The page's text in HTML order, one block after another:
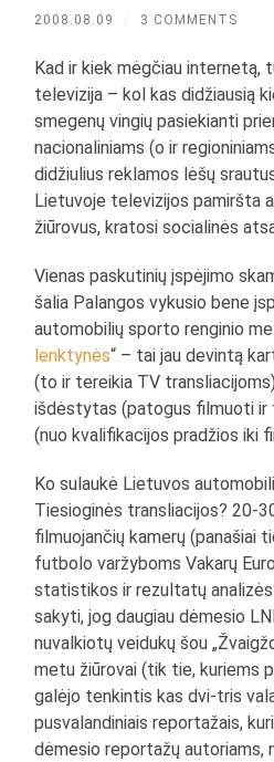
2008.08.09 / 3 COMMENTS
Kad ir kiek mėgčiau internetą,
televizija – kol kas didžiausią
smegenų vingių pasiekianti
nacionaliniams (o ir
didžiulius reklamos lėšų
Lietuvoje televizijos pamiršta
žiūrovus, kratosi socialinės
Vienas paskutinių įspėjimo
šalia Palangos vykusio bene
automobilių sporto renginio
lenktynės“ – tai jau devintą
(to ir tereikia TV
išdėstytas (patogus filmuoti ir
(nuo kvalifikacijos pradžios iki
Ko sulaukė Lietuvos
Tiesioginės transliacijos? 20-
filmuojančių kamerų (panašiai
futbolo varžyboms Vakarų
statistikos ir rezultatų
sakyti, jog daugiau dėmesio
nuvalkiotų veidukų šou
metu žiūrovai (tik tie, kuriems
galėjo tenkintis kas dvi-tris
pusvalandiniais reportažais,
dėmesio reportažų autoriams,